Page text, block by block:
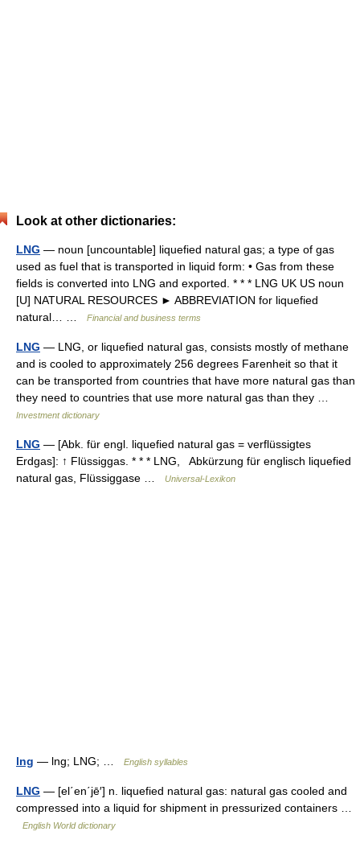
Look at other dictionaries:
LNG — noun [uncountable] liquefied natural gas; a type of gas
used as fuel that is transported in liquid form: • Gas from these
fields is converted into LNG and exported. * * * LNG UK US noun
[U] NATURAL RESOURCES ► ABBREVIATION for liquefied
natural… …
Financial and business terms
LNG — LNG, or liquefied natural gas, consists mostly of methane
and is cooled to approximately 256 degrees Farenheit so that it
can be transported from countries that have more natural gas than
they need to countries that use more natural gas than they …
Investment dictionary
LNG — [Abk. für engl. liquefied natural gas = verflüssigtes
Erdgas]: ↑ Flüssiggas. * * * LNG, Abkürzung für englisch liquefied
natural gas, Flüssiggase …
Universal-Lexikon
lng — lng; LNG; … English syllables
LNG — [el΄en΄jē′] n. liquefied natural gas: natural gas cooled and
compressed into a liquid for shipment in pressurized containers …
English World dictionary